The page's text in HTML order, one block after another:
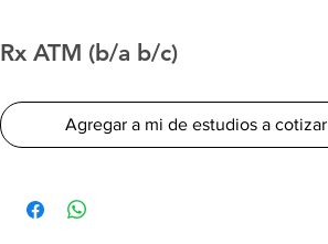
Rx ATM (b/a b/c)
Agregar a mi de estudios a cotizar